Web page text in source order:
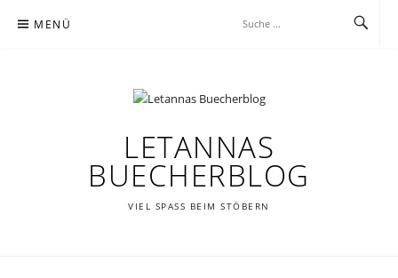
Inhalt MENÜ
LETANNAS
BUECHERBLOG
VIEL SPASS BEIM STÖBERN